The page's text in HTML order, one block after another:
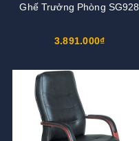
Ghế Trưởng Phòng SG928
3.891.000₫